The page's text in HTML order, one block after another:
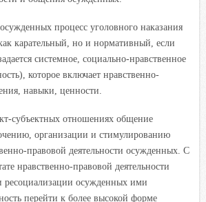
процесс уголовного наказания
карательный, но и нормативный, если
системное, социально-нравственное
которое включает нравственно-
навыки, ценности.
субъектных отношениях общение
организации и стимулированию
правовой деятельности осужденных. С
нравственно-правовой деятельности
ресоциализации осужденных ими
перейти к более высокой форме